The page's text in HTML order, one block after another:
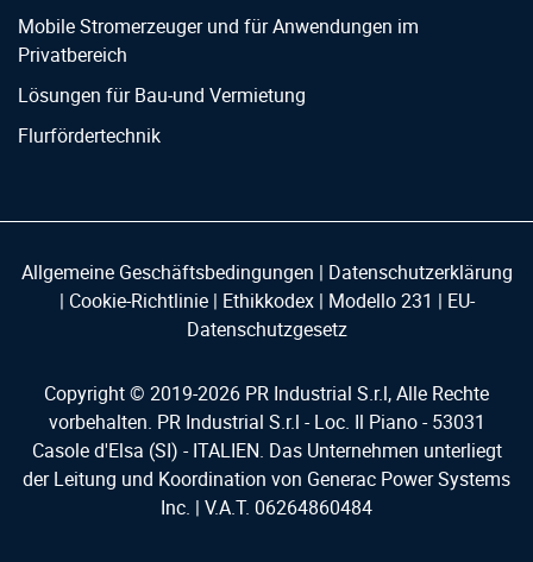
Mobile Stromerzeuger und für Anwendungen im
Privatbereich
Lösungen für Bau-und Vermietung
Flurfördertechnik
Allgemeine Geschäftsbedingungen | Datenschutzerklärung
| Cookie-Richtlinie| Ethikkodex| Modello 231 | EU-
Datenschutzgesetz
Copyright © 2019-2026 PR Industrial S.r.l, Alle Rechte
vorbehalten. PR Industrial S.r.l - Loc. Il Piano - 53031
Casole d'Elsa (SI) - ITALIEN. Das Unternehmen unterliegt
der Leitung und Koordination von Generac Power Systems
Inc. | V.A.T. 06264860484